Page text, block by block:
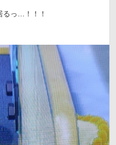
るっ…！！！